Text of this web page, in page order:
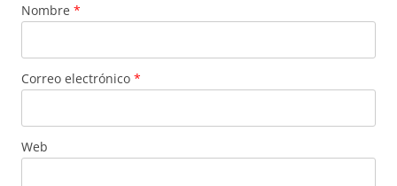
Nombre *
Correo electrónico *
Web